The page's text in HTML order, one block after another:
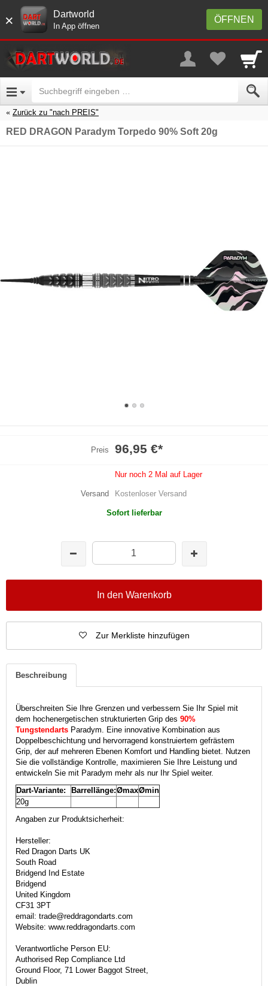
× ÖFFNEN
Dartworld
In App öffnen
Zurück zu "nach PREIS"
RED DRAGON Paradym Torpedo 90% Soft 20g
Preis 96,95 €*
Nur noch 2 Mal auf Lager
Versand Kostenloser Versand
Sofort lieferbar
In den Warenkorb
Zur Merkliste hinzufügen
Beschreibung
Überschreiten Sie Ihre Grenzen und verbessern Sie Ihr Spiel mit
dem hochenergetischen strukturierten Grip des 90%
Tungstendarts Paradym. Eine innovative Kombination aus
Doppelbeschichtung und hervorragend konstruiertem gefrästem
Grip, der auf mehreren Ebenen Komfort und Handling bietet. Nutzen
Sie die vollständige Kontrolle, maximieren Sie Ihre Leistung und
entwickeln Sie mit Paradym mehr als nur Ihr Spiel weiter.
Dart-Variante:
Barrellänge:ØmaxØmin
20g
Angaben zur Produktsicherheit:
Hersteller:
Red Dragon Darts UK
South Road
Bridgend Ind Estate
Bridgend
United Kingdom
CF31 3PT
email: trade@reddragondarts.com
Website: www.reddragondarts.com
Verantwortliche Person EU:
Authorised Rep Compliance Ltd
Ground Floor, 71 Lower Baggot Street,
Dublin